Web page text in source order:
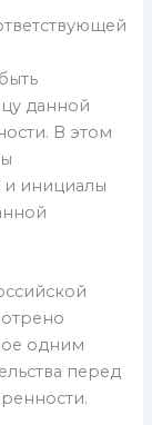
данной
В этом
и инициалы
одним
перед